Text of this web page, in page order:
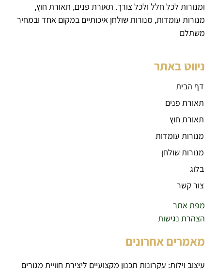
ומנורות לכל חלל ולכל צורך. תאורת פנים, תאורת חוץ,
מנורות עומדות, מנורות שולחן איכותיים במקום אחד ובמחיר
משתלם
ניווט באתר
דף הבית
תאורת פנים
תאורת חוץ
מנורות עומדות
מנורות שולחן
בלוג
צור קשר
מפת אתר
הצהרת נגישות
מאמרים אחרונים
עיצוב וילות: עקרונות תכנון מקצועיים ליצירת חוויית מגורים